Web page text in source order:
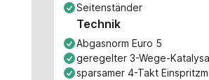
Seitenständer
Technik
Abgasnorm Euro 5
geregelter 3-Wege-
sparsamer 4-Takt